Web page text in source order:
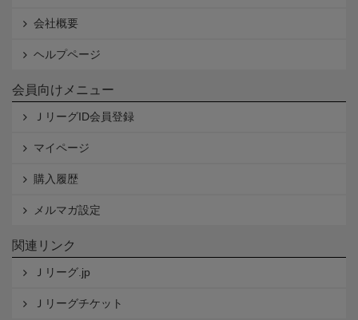
会社概要
ヘルプページ
会員向けメニュー
ＪリーグID会員登録
マイページ
購入履歴
メルマガ設定
関連リンク
Ｊリーグ.jp
Ｊリーグチケット